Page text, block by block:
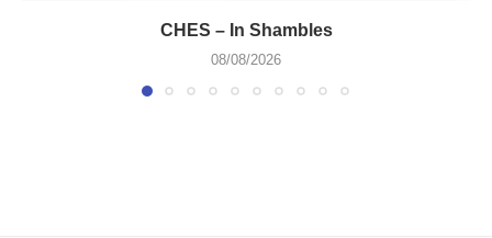
CHES – In Shambles
08/08/2026